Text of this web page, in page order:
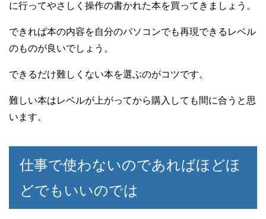
に行ってやさしく操作の書かれた本を買ってきましょう。
できれば本の内容を自分のパソコンでも再現できるレベル
のものが良いでしょう。
できるだけ難しくない本を選ぶのがコツです。
難しい本はレベルが上がってから購入しても間に合うと思
います。
仕事で使わないのであればほどほ
どでもいいのでは